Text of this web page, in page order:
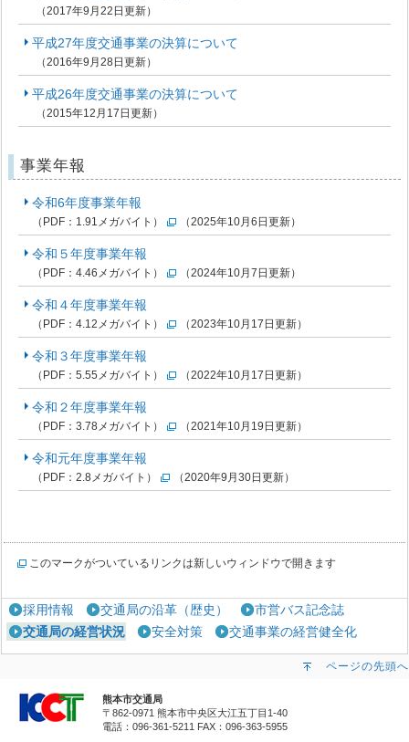
（2017年9月22日更新）
平成27年度交通事業の決算について
（2016年9月28日更新）
平成26年度交通事業の決算について
（2015年12月17日更新）
事業年報
令和6年度事業年報
（PDF：1.91メガバイト） （2025年10月6日更新）
令和５年度事業年報
（PDF：4.46メガバイト） （2024年10月7日更新）
令和４年度事業年報
（PDF：4.12メガバイト） （2023年10月17日更新）
令和３年度事業年報
（PDF：5.55メガバイト） （2022年10月17日更新）
令和２年度事業年報
（PDF：3.78メガバイト） （2021年10月19日更新）
令和元年度事業年報
（PDF：2.8メガバイト） （2020年9月30日更新）
このマークがついているリンクは新しいウィンドウで開きます
採用情報 交通局の沿革（歴史）
市営バス記念誌
交通局の経営状況
安全対策 交通事業の経営健全化
ページの先頭へ
熊本市交通局
〒862-0971 熊本市中央区大江五丁目1-40
電話：096-361-5211 FAX：096-363-5955